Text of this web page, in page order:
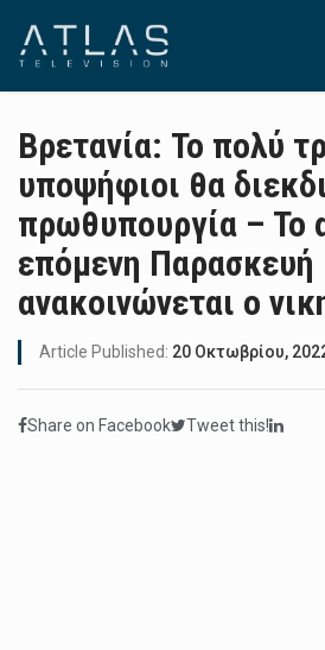
Βρετανία: Το πολύ
υποψήφιοι θα
πρωθυπουργία – Το
επόμενη Παρασκευή
ανακοινώνεται ο
Article Published: 20 Οκτωβρίου,
Share on Facebook Tweet this!